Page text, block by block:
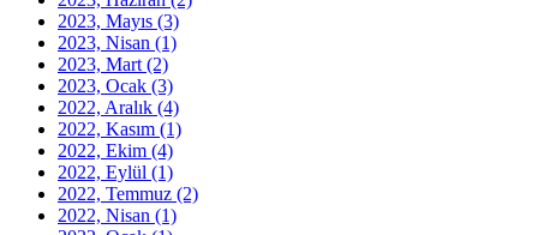
2023, Mayıs (3)
2023, Nisan (1)
2023, Mart (2)
2023, Ocak (3)
2022, Aralık (4)
2022, Kasım (1)
2022, Ekim (4)
2022, Eylül (1)
2022, Temmuz (2)
2022, Nisan (1)